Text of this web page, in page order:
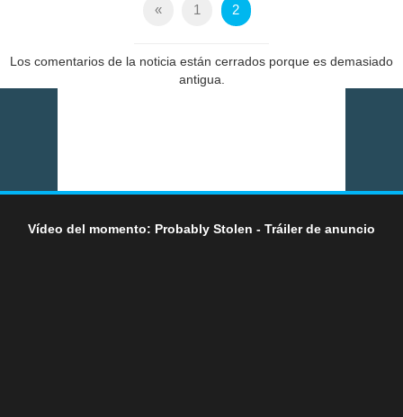
« 1 2
Los comentarios de la noticia están cerrados porque es demasiado
antigua.
Vídeo del momento: Probably Stolen - Tráiler de anuncio